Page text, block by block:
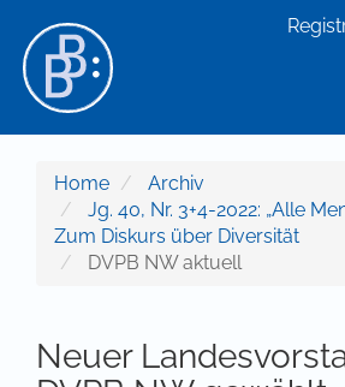
Hauptinhalt
Sidebar
Home
Archiv
Jg. 40, Nr. 3+4-2022: „Alle
Zum Diskurs über Diversität
DVPB NW aktuell
Neuer